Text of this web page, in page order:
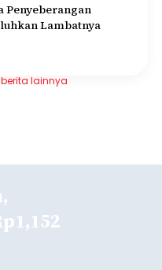
Penyeberangan
Lambatnya
lainnya